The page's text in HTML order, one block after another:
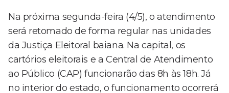
Na próxima segunda-feira (4/5), o atendimento
será retomado de forma regular nas unidades
da Justiça Eleitoral baiana. Na capital, os
cartórios eleitorais e a Central de Atendimento
ao Público (CAP) funcionarão das 8h às 18h. Já
no interior do estado, o funcionamento ocorrerá